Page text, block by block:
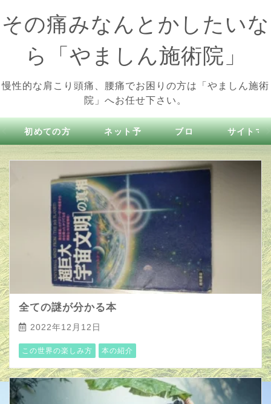
その痛みなんとかしたいな
ら「やましん施術院」
慢性的な肩こり頭痛、腰痛でお困りの方は「やましん施術
院」へお任せ下さい。
初めての方
へ
ネット予
約
ブロ
グ
サイトマ
プ
全ての謎が分かる本
2022年12月12日
この世界の楽しみ方 本の紹介